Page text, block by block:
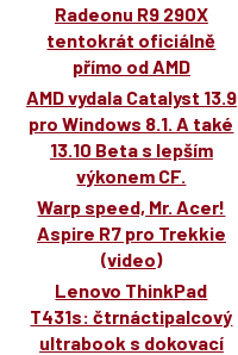
Radeonu R9 290X
tentokrát oficiálně
přímo od AMD
AMD vydala Catalyst 13.9
pro Windows 8.1. A také
13.10 Beta s lepším
výkonem CF.
Warp speed, Mr. Acer!
Aspire R7 pro Trekkie
(video)
Lenovo ThinkPad
T431s: čtrnáctipalcový
ultrabook s dokovací